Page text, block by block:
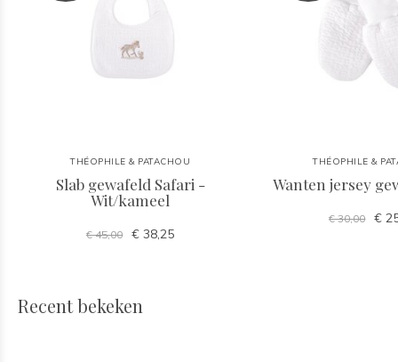
THÉOPHILE & PATACHOU
Slab gewafeld Safari -
Wit/kameel
€ 45,00 € 38,25
THÉOPHILE &
Wanten jersey
€ 30,00 €
Recent bekeken